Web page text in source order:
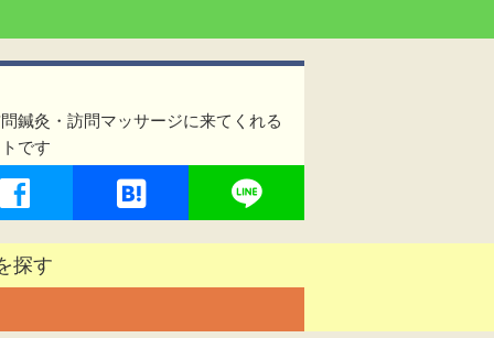
鍼灸・訪問マッサージに来てくれる
です
探す